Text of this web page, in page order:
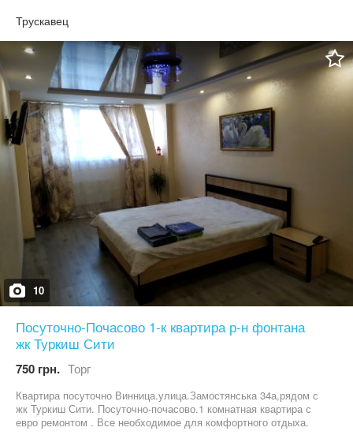
посуда, автономное отопление, вода круглосуточно. Большая
двух спальная кровать, два раскладных кресла. Рядом
находится клиника Козявкина и санаторий Карпати. У дома есть
парковка и детская площадка.
Трускавец
10
Посуточно-Почасово 1-к квартира р-н фонтана
жк Туркиш Сити
750 грн. Торг
Квартира посуточно Винница.улица.Замостянська 34а,рядом с
жк Туркиш Сити. Посуточно-почасово.1 комнатная квартира с
евро ремонтом . Все необходимое для комфортного отдыха.